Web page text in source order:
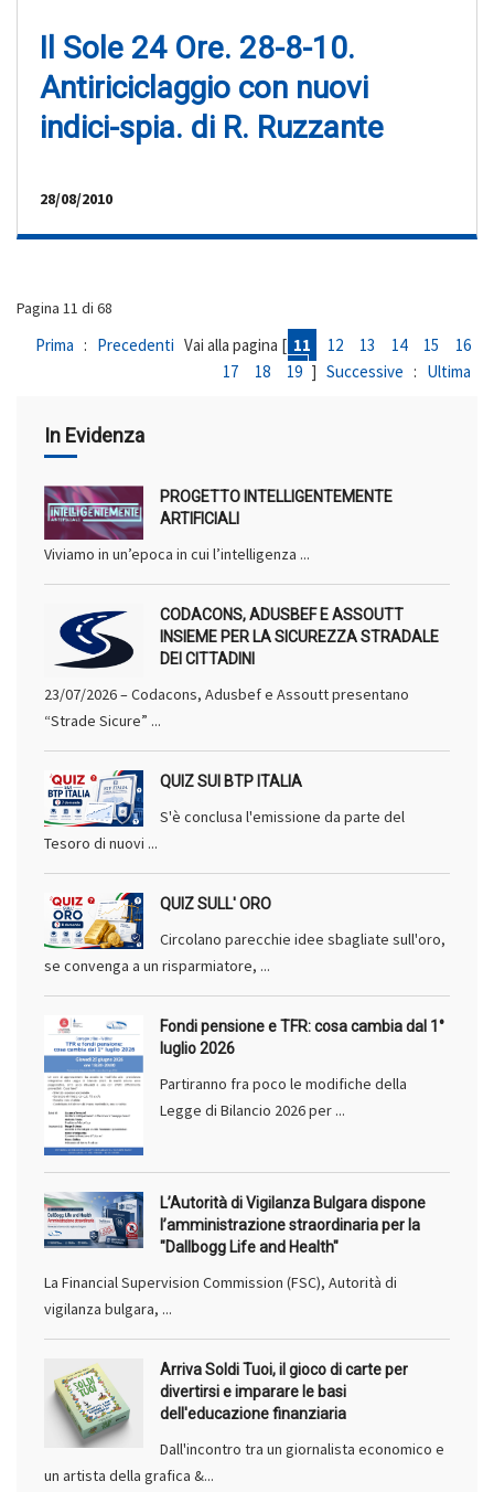
Il Sole 24 Ore. 28-8-10.
Antiriciclaggio con nuovi
indici-spia. di R. Ruzzante
28/08/2010
Pagina 11 di 68
Prima : Precedenti Vai alla pagina [ 11 12 13 14 15
16
17
18 19 ] Successive : Ultima
In Evidenza
PROGETTO INTELLIGENTEMENTE
ARTIFICIALI
Viviamo in un’epoca in cui l’intelligenza ...
CODACONS, ADUSBEF E ASSOUTT
INSIEME PER LA SICUREZZA STRADALE
DEI CITTADINI
23/07/2026 – Codacons, Adusbef e Assoutt presentano
“Strade Sicure” ...
QUIZ SUI BTP ITALIA
S'è conclusa l'emissione da parte del
Tesoro di nuovi ...
QUIZ SULL' ORO
Circolano parecchie idee sbagliate sull'oro,
se convenga a un risparmiatore, ...
Fondi pensione e TFR: cosa cambia dal 1°
luglio 2026
Partiranno fra poco le modifiche della
Legge di Bilancio 2026 per ...
L’Autorità di Vigilanza Bulgara dispone
l’amministrazione straordinaria per la
"Dallbogg Life and Health"
La Financial Supervision Commission (FSC), Autorità di
vigilanza bulgara, ...
Arriva Soldi Tuoi, il gioco di carte per
divertirsi e imparare le basi
dell'educazione finanziaria
Dall'incontro tra un giornalista economico e
un artista della grafica &...